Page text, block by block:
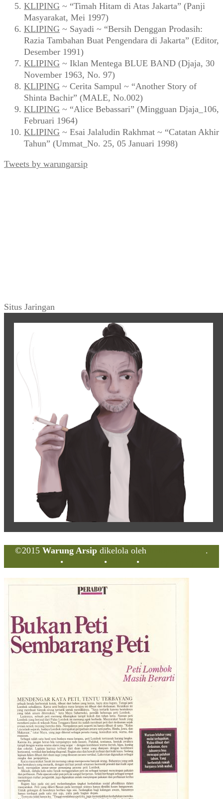
KLIPING ~ “Timah Hitam di Atas Jakarta” (Panji
Masyarakat, Mei 1997)
KLIPING ~ Sayadi ~ “Bersih Denggan Prodasih:
Razia Tambahan Buat Pengendara di Jakarta” (Editor,
Desember 1991)
KLIPING ~ Iklan Mentega BLUE BAND (Djaja, 30
November 1963, No. 97)
KLIPING ~ Cerita Sampul ~ “Another Story of
Shinta Bachir” (MALE, No.002)
KLIPING ~ “Alice Bebassari” (Mingguan Djaja_106,
Februari 1964)
KLIPING ~ Esai Jalaludin Rakhmat ~ “Catatan Akhir
Tahun” (Ummat_No. 25, 05 Januari 1998)
Tweets by warungarsip
Situs Jaringan
©2015 Warung Arsip dikelola oleh
.
• • •